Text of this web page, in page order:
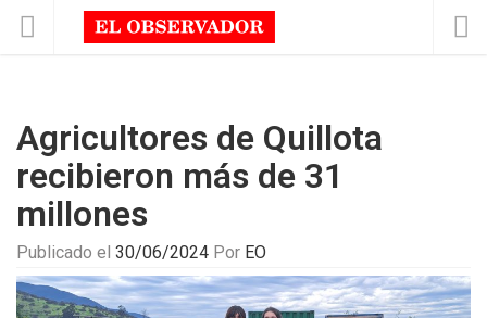
Agricultores de Quillota
recibieron más de 31
millones
Publicado el 30/06/2024 Por EO